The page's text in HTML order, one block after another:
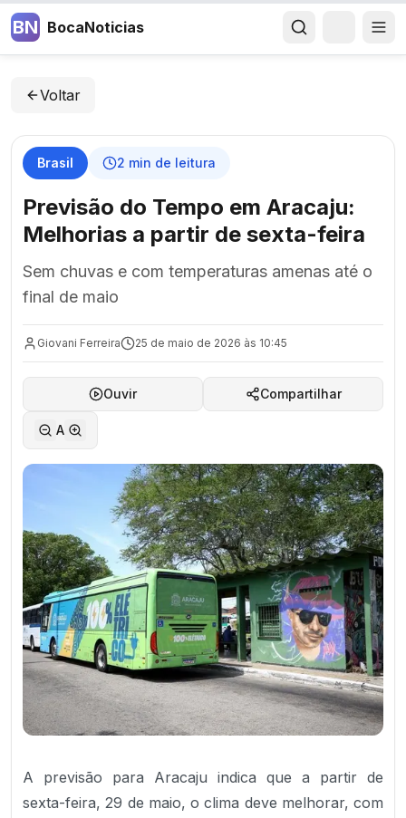
BN BocaNoticias
Voltar
Brasil 2 min de leitura
Previsão do Tempo em Aracaju:
Melhorias a partir de sexta-feira
Sem chuvas e com temperaturas amenas até o
final de maio
Giovani Ferreira 25 de maio de 2026 às 10:45
Ouvir Compartilhar
A
A previsão para Aracaju indica que a partir de
sexta-feira, 29 de maio, o clima deve melhorar, com